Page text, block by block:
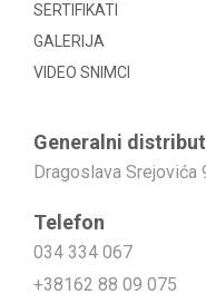
SERTIFIKATI
GALERIJA
VIDEO SNIMCI
Generalni
Dragoslava Srejovića
Telefon
034 334 067
+38162 88 09 075